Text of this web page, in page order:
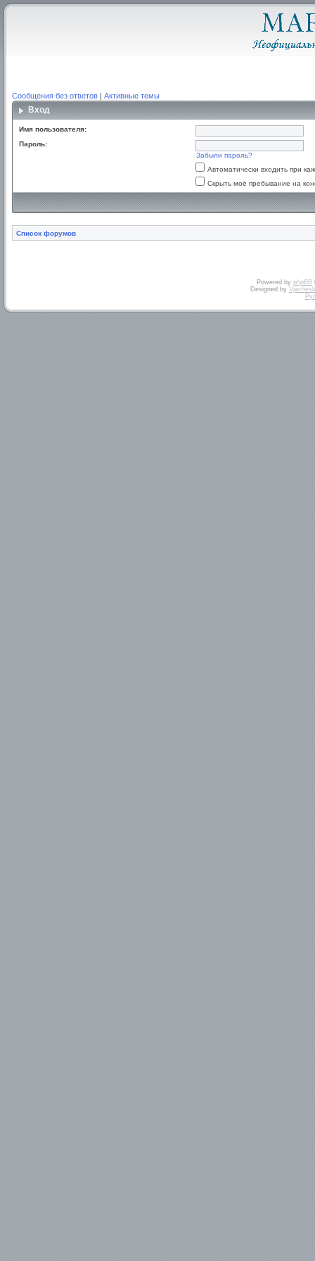
Сообщения без ответов | Активные темы
Вход
Имя пользователя:
Пароль:
Забыли пароль?
Автоматически входить при
Скрыть моё пребывание на
Список форумов
Powered by phpBB
Designed by